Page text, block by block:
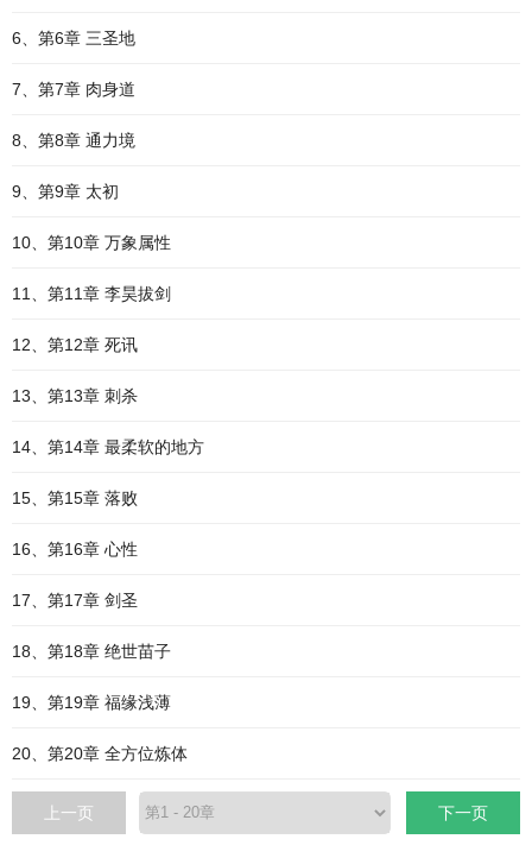
6、第6章 三圣地
7、第7章 肉身道
8、第8章 通力境
9、第9章 太初
10、第10章 万象属性
11、第11章 李昊拔剑
12、第12章 死讯
13、第13章 刺杀
14、第14章 最柔软的地方
15、第15章 落败
16、第16章 心性
17、第17章 剑圣
18、第18章 绝世苗子
19、第19章 福缘浅薄
20、第20章 全方位炼体
上一页 下一页